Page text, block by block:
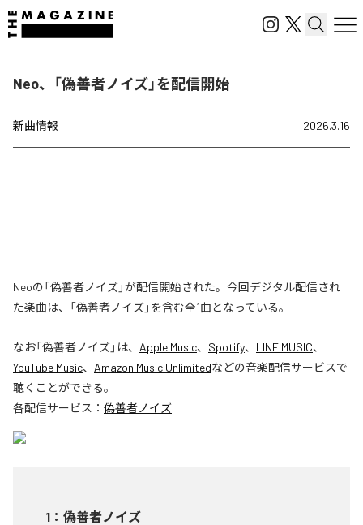
Neo、「偽善者ノイズ」を配信開始
新曲情報 2026.3.16
Neoの「偽善者ノイズ」が配信開始された。今回デジタル配信され
た楽曲は、「偽善者ノイズ」を含む全1曲となっている。
なお「偽善者ノイズ」は、 Apple Music、 Spotify、 LINE MUSIC、
YouTube Music、 Amazon Music Unlimitedなどの音楽配信サービスで
聴くことができる。
各配信サービス： 偽善者ノイズ
1 ： 偽善者ノイズ